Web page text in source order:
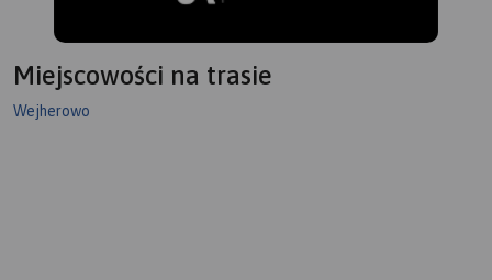
Miejscowości na trasie
Wejherowo